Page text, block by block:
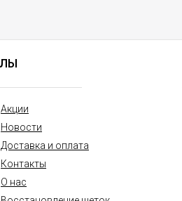
Акции
Новости
Доставка и оплата
Контакты
О нас